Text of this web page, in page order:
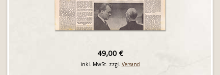
49,00 €
inkl. MwSt. zzgl. Versand